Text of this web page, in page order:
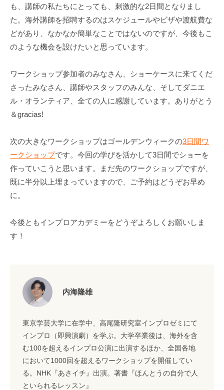
も、講師の私たちにとっても、刺激的な2日間となりまし
た。海外講師を招聘するのはスケジュールやビザや渡航費な
どがあり、なかなか簡単なことではないのですが、今後もこ
のような機会を設けたいと思っています。
ワークショップ参加者のみなさん、ショーケースに来てくだ
さったみなさん、講師やスタッフのみんな、そしてダニエ
ル・オランティア、全ての人に感謝しています。ありがとう
＆gracias!
次の大きなワークショップはゴールデンウィークの3日間ワ
ークショップです。今回の学びを活かして3日間でショーを
作っていこうと思います。まだ先のワークショップですが、
既に半分以上埋まっていますので、ご予約はどうぞお早め
に。
今後ともインプロアカデミーをどうぞよろしくお願いしま
す！
内海隆雄
東京学芸大学に在学中、高尾隆研究室インプロゼミにて
インプロ（即興演劇）を学ぶ。大学卒業後は、海外を含
む100を超えるインプロ公演に出演するほか、全国各地
において1000回を超えるワークショップを開催してい
る。NHK『あさイチ』出演。著書『ほんとうの自分で人
といられるレッスン』